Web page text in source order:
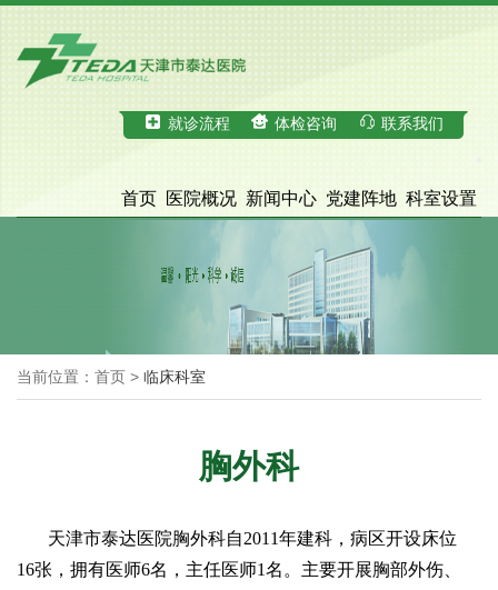
就诊流程 体检咨询 联系我们
首页 医院概况 新闻中心 党建阵地 科室设置
科学研究 医疗服务 体检中心
脑血管病诊治中心
当前位置：首页 > 临床科室
胸外科
天津市泰达医院胸外科自2011年建科，病区开设床位
16张，拥有医师6名，主任医师1名。主要开展胸部外伤、